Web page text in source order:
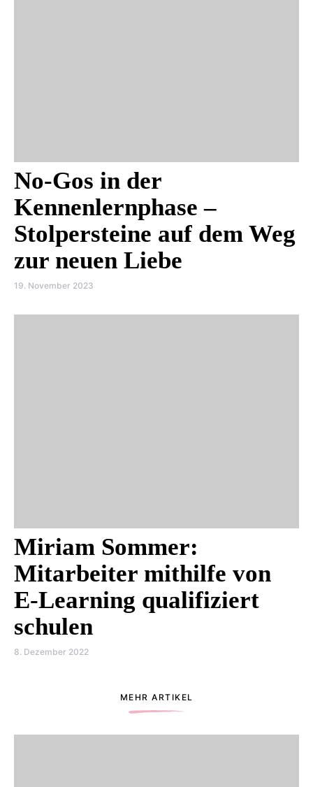
No-Gos in der
Kennenlernphase –
Stolpersteine auf dem Weg
zur neuen Liebe
19. November 2023
Miriam Sommer:
Mitarbeiter mithilfe von
E-Learning qualifiziert
schulen
8. Dezember 2022
MEHR ARTIKEL